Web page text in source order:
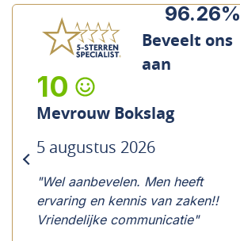
96.26%
Beveelt ons
aan
8
Heer Veenstra
4 augustus 2026
"Uitgebreide info over te
verwachten reparatieâs en kosten
daarvan. Makkelijk om keuze
previous